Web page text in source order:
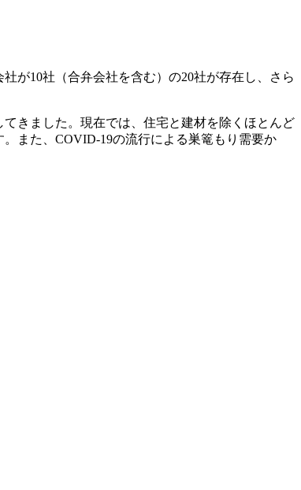
が10社（合弁会社を含む）の20社が存在し、さら
きました。現在では、住宅と建材を除くほとんど
また、COVID-19の流行による巣篭もり需要か